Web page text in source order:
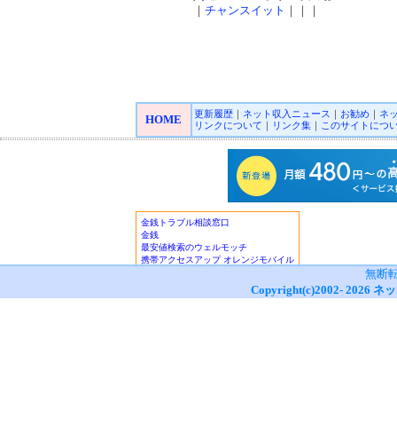
｜ チャンスイット ｜｜｜
HOME 更新履歴｜ ネット収入ニュース ｜ お勧め｜ ネ
リンクについて ｜ リンク集｜ このサイトにつ
無断
Copyright(c)2002- 2026 ネ